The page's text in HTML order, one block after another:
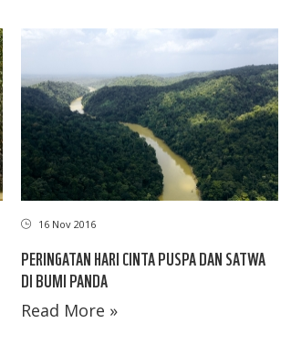
16 Nov 2016
PERINGATAN HARI CINTA PUSPA DAN SATWA
DI BUMI PANDA
Read More »